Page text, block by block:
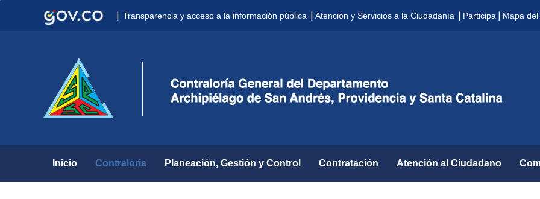
accesibilidad.
F11
el
| Transparencia y acceso a la información pública | Atención y Servicios a la Ciudadanía | Participa | Mapa del
Inicio Contraloria Planeación, Gestión y Control Contratación Atención al Ciudadano